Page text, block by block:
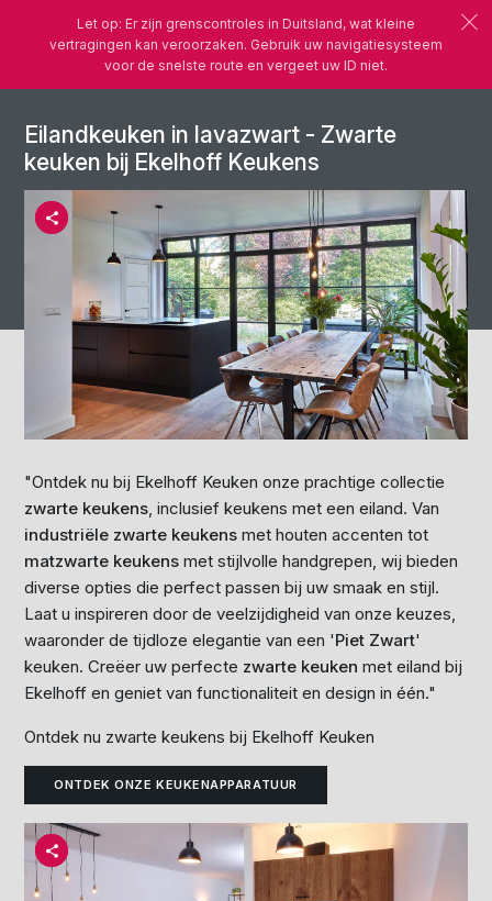
Eilandkeuken in lavazwart - Zwarte
keuken bij Ekelhoff Keukens
"Ontdek nu bij Ekelhoff Keuken onze prachtige collectie
zwarte keukens, inclusief keukens met een eiland. Van
industriële zwarte keukens met houten accenten tot
matzwarte keukens met stijlvolle handgrepen, wij bieden
diverse opties die perfect passen bij uw smaak en stijl.
Laat u inspireren door de veelzijdigheid van onze keuzes,
waaronder de tijdloze elegantie van een 'Piet Zwart'
keuken. Creëer uw perfecte zwarte keuken met eiland bij
Ekelhoff en geniet van functionaliteit en design in één."
Ontdek nu zwarte keukens bij Ekelhoff Keuken
ONTDEK ONZE KEUKENAPPARATUUR
Let op: Er zijn grenscontroles in Duitsland, wat kleine
vertragingen kan veroorzaken. Gebruik uw navigatiesysteem
voor de snelste route en vergeet uw ID niet.